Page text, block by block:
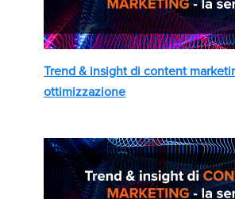
Trend & insight di content
ottimizzazione